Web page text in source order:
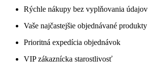
Rýchle nákupy bez vyplňovania údajov
Vaše najčastejšie objednávané produkty
Prioritná expedícia objednávok
VIP zákaznícka starostlivosť